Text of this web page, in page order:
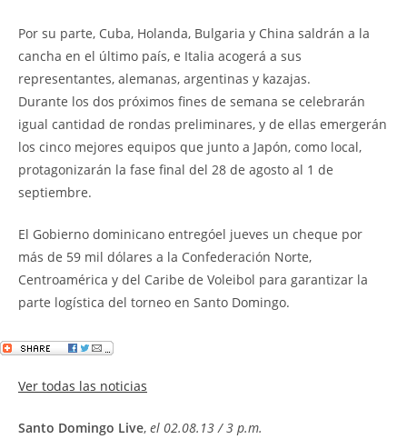
Por su parte, Cuba, Holanda, Bulgaria y China saldrán a la
cancha en el último país, e Italia acogerá a sus
representantes, alemanas, argentinas y kazajas.
Durante los dos próximos fines de semana se celebrarán
igual cantidad de rondas preliminares, y de ellas emergerán
los cinco mejores equipos que junto a Japón, como local,
protagonizarán la fase final del 28 de agosto al 1 de
septiembre.
El Gobierno dominicano entregóel jueves un cheque por
más de 59 mil dólares a la Confederación Norte,
Centroamérica y del Caribe de Voleibol para garantizar la
parte logística del torneo en Santo Domingo.
Ver todas las noticias
Santo Domingo Live, el 02.08.13 / 3 p.m.